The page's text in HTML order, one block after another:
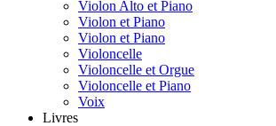
Violon Alto et Piano
Violon et Piano
Violon et Piano
Violoncelle
Violoncelle et Orgue
Violoncelle et Piano
Voix
Livres